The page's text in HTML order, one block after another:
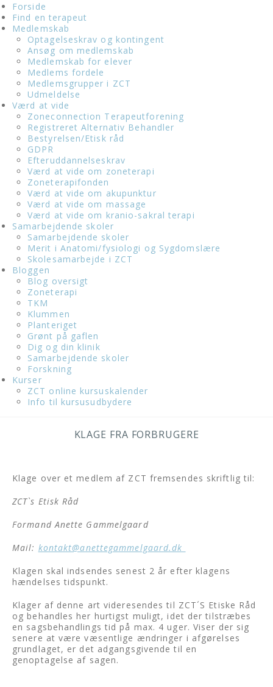
Forside
Find en terapeut
Medlemskab
Optagelseskrav og kontingent
Ansøg om medlemskab
Medlemskab for elever
Medlems fordele
Medlemsgrupper i ZCT
Udmeldelse
Værd at vide
Zoneconnection Terapeutforening
Registreret Alternativ Behandler
Bestyrelsen/Etisk råd
GDPR
Efteruddannelseskrav
Værd at vide om zoneterapi
Zoneterapifonden
Værd at vide om akupunktur
Værd at vide om massage
Værd at vide om kranio-sakral terapi
Samarbejdende skoler
Samarbejdende skoler
Merit i Anatomi/fysiologi og Sygdomslære
Skolesamarbejde i ZCT
Bloggen
Blog oversigt
Zoneterapi
TKM
Klummen
Planteriget
Grønt på gaflen
Dig og din klinik
Samarbejdende skoler
Forskning
Kurser
ZCT online kursuskalender
Info til kursusudbydere
KLAGE FRA FORBRUGERE
Klage over et medlem af ZCT fremsendes skriftlig til:
ZCT`s Etisk Råd
Formand Anette Gammelgaard
Mail: kontakt@anettegammelgaard.dk
Klagen skal indsendes senest 2 år efter klagens
hændelses tidspunkt.
Klager af denne art videresendes til ZCT´S Etiske Råd
og behandles her hurtigst muligt, idet der tilstræbes
en sagsbehandlings tid på max. 4 uger. Viser der sig
senere at være væsentlige ændringer i afgørelses
grundlaget, er det adgangsgivende til en
genoptagelse af sagen.